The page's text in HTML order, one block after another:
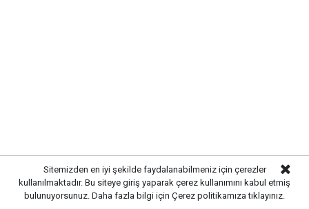
Sitemizden en iyi şekilde faydalanabilmeniz için çerezler
kullanılmaktadır. Bu siteye giriş yaparak çerez kullanımını kabul etmiş
bulunuyorsunuz. Daha fazla bilgi için Çerez politikamıza tıklayınız.